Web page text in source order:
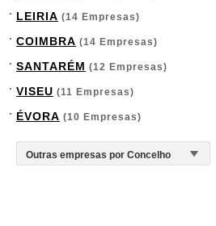
LEIRIA (14 Empresas)
COIMBRA (14 Empresas)
SANTARÉM (12 Empresas)
VISEU (11 Empresas)
ÉVORA (10 Empresas)